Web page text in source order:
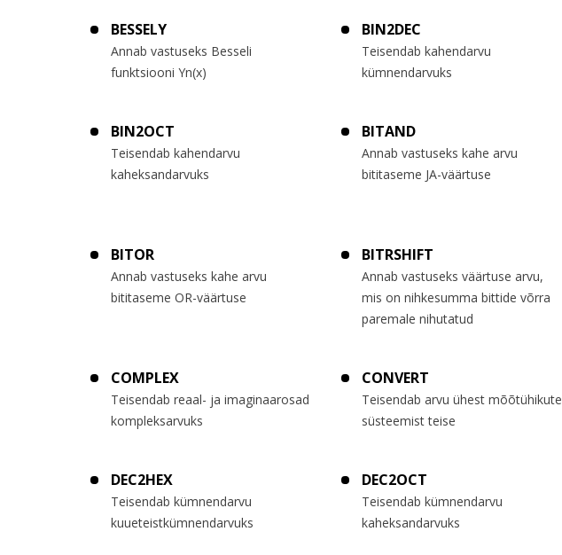
BESSELY
Annab vastuseks Besseli
funktsiooni Yn(x)
BIN2DEC
Teisendab kahendarvu
kümnendarvuks
BIN2OCT
Teisendab kahendarvu
kaheksandarvuks
BITAND
Annab vastuseks kahe arvu
bititaseme JA-väärtuse
BITOR
Annab vastuseks kahe arvu
bititaseme OR-väärtuse
BITRSHIFT
Annab vastuseks väärtuse arvu,
mis on nihkesumma bittide võrra
paremale nihutatud
COMPLEX
Teisendab reaal- ja imaginaarosad
kompleksarvuks
CONVERT
Teisendab arvu ühest mõõtühikute
süsteemist teise
DEC2HEX
Teisendab kümnendarvu
kuueteistkümnendarvuks
DEC2OCT
Teisendab kümnendarvu
kaheksandarvuks